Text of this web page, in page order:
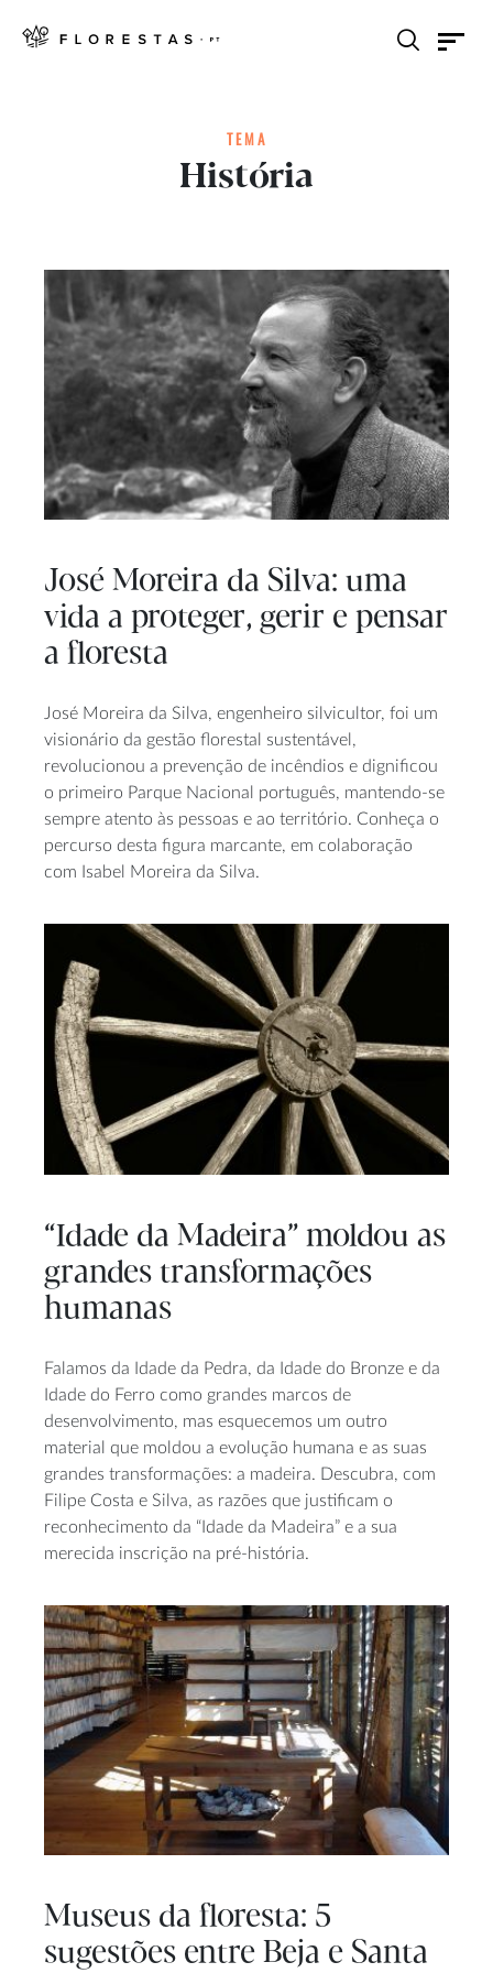
TEMA
História
José Moreira da Silva: uma
vida a proteger, gerir e pensar
a floresta
José Moreira da Silva, engenheiro silvicultor, foi um
visionário da gestão florestal sustentável,
revolucionou a prevenção de incêndios e dignificou
o primeiro Parque Nacional português, mantendo-se
sempre atento às pessoas e ao território. Conheça o
percurso desta figura marcante, em colaboração
com Isabel Moreira da Silva.
“Idade da Madeira” moldou as
grandes transformações
humanas
Falamos da Idade da Pedra, da Idade do Bronze e da
Idade do Ferro como grandes marcos de
desenvolvimento, mas esquecemos um outro
material que moldou a evolução humana e as suas
grandes transformações: a madeira. Descubra, com
Filipe Costa e Silva, as razões que justificam o
reconhecimento da “Idade da Madeira” e a sua
merecida inscrição na pré-história.
Museus da floresta: 5
sugestões entre Beja e Santa